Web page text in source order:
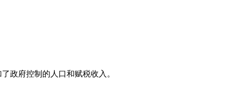
政府控制的人口和赋税收入。